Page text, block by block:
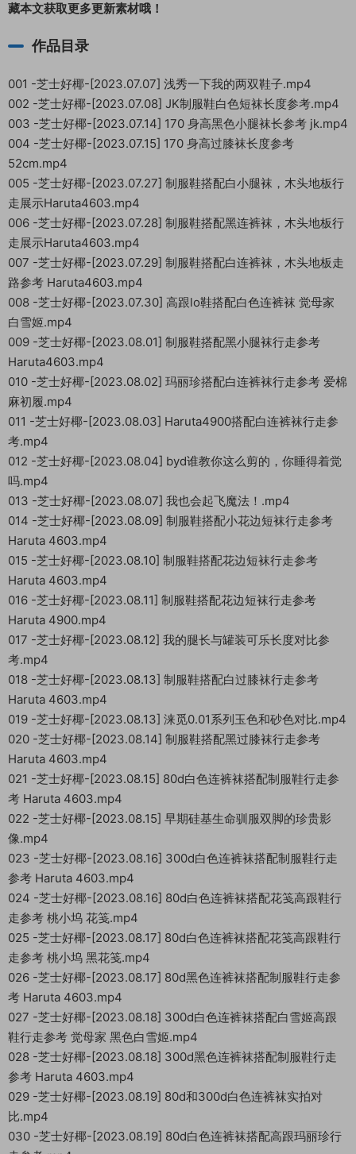
藏本文获取更多更新素材哦！
作品目录
001 -芝士好椰-[2023.07.07] 浅秀一下我的两双鞋子.mp4
002 -芝士好椰-[2023.07.08] JK制服鞋白色短袜长度参考.mp4
003 -芝士好椰-[2023.07.14] 170 身高黑色小腿袜长参考 jk.mp4
004 -芝士好椰-[2023.07.15] 170 身高过膝袜长度参考
52cm.mp4
005 -芝士好椰-[2023.07.27] 制服鞋搭配白小腿袜，木头地板行
走展示Haruta4603.mp4
006 -芝士好椰-[2023.07.28] 制服鞋搭配黑连裤袜，木头地板行
走展示Haruta4603.mp4
007 -芝士好椰-[2023.07.29] 制服鞋搭配白连裤袜，木头地板走
路参考 Haruta4603.mp4
008 -芝士好椰-[2023.07.30] 高跟lo鞋搭配白色连裤袜 觉母家
白雪姬.mp4
009 -芝士好椰-[2023.08.01] 制服鞋搭配黑小腿袜行走参考
Haruta4603.mp4
010 -芝士好椰-[2023.08.02] 玛丽珍搭配白连裤袜行走参考 爱棉
麻初履.mp4
011 -芝士好椰-[2023.08.03] Haruta4900搭配白连裤袜行走参
考.mp4
012 -芝士好椰-[2023.08.04] byd谁教你这么剪的，你睡得着觉
吗.mp4
013 -芝士好椰-[2023.08.07] 我也会起飞魔法！.mp4
014 -芝士好椰-[2023.08.09] 制服鞋搭配小花边短袜行走参考
Haruta 4603.mp4
015 -芝士好椰-[2023.08.10] 制服鞋搭配花边短袜行走参考
Haruta 4603.mp4
016 -芝士好椰-[2023.08.11] 制服鞋搭配花边短袜行走参考
Haruta 4900.mp4
017 -芝士好椰-[2023.08.12] 我的腿长与罐装可乐长度对比参
考.mp4
018 -芝士好椰-[2023.08.13] 制服鞋搭配白过膝袜行走参考
Haruta 4603.mp4
019 -芝士好椰-[2023.08.13] 涞觅0.01系列玉色和砂色对比.mp4
020 -芝士好椰-[2023.08.14] 制服鞋搭配黑过膝袜行走参考
Haruta 4603.mp4
021 -芝士好椰-[2023.08.15] 80d白色连裤袜搭配制服鞋行走参
考 Haruta 4603.mp4
022 -芝士好椰-[2023.08.15] 早期硅基生命驯服双脚的珍贵影
像.mp4
023 -芝士好椰-[2023.08.16] 300d白色连裤袜搭配制服鞋行走
参考 Haruta 4603.mp4
024 -芝士好椰-[2023.08.16] 80d白色连裤袜搭配花笺高跟鞋行
走参考 桃小坞 花笺.mp4
025 -芝士好椰-[2023.08.17] 80d白色连裤袜搭配花笺高跟鞋行
走参考 桃小坞 黑花笺.mp4
026 -芝士好椰-[2023.08.17] 80d黑色连裤袜搭配制服鞋行走参
考 Haruta 4603.mp4
027 -芝士好椰-[2023.08.18] 300d白色连裤袜搭配白雪姬高跟
鞋行走参考 觉母家 黑色白雪姬.mp4
028 -芝士好椰-[2023.08.18] 300d黑色连裤袜搭配制服鞋行走
参考 Haruta 4603.mp4
029 -芝士好椰-[2023.08.19] 80d和300d白色连裤袜实拍对
比.mp4
030 -芝士好椰-[2023.08.19] 80d白色连裤袜搭配高跟玛丽珍行